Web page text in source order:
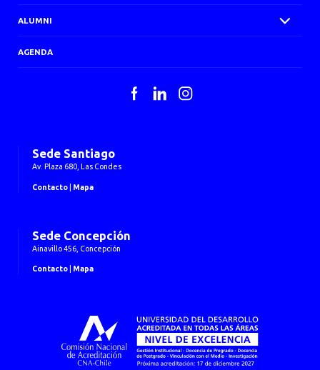
ALUMNI
AGENDA
FacebookLinkedInInstagram
Sede Santiago
Av. Plaza 680, Las Condes
Contacto Mapa
Sede Concepción
Ainavillo 456, Concepción
Contacto Mapa